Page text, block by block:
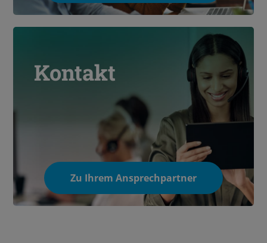
Kontakt
Zu Ihrem Ansprechpartner